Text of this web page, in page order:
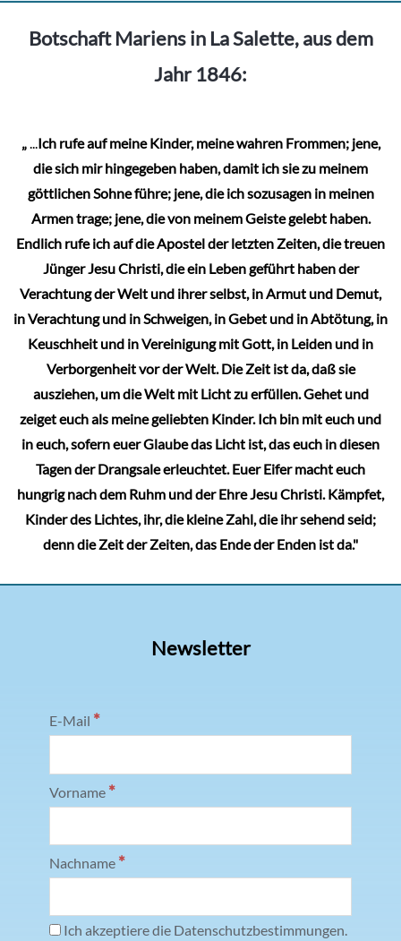
Botschaft Mariens in La Salette, aus dem
Jahr 1846:
„...Ich rufe auf meine Kinder, meine wahren Frommen; jene,
die sich mir hingegeben haben, damit ich sie zu meinem
göttlichen Sohne führe; jene, die ich sozusagen in meinen
Armen trage; jene, die von meinem Geiste gelebt haben.
Endlich rufe ich auf die Apostel der letzten Zeiten, die treuen
Jünger Jesu Christi, die ein Leben geführt haben der
Verachtung der Welt und ihrer selbst, in Armut und Demut,
in Verachtung und in Schweigen, in Gebet und in Abtötung, in
Keuschheit und in Vereinigung mit Gott, in Leiden und in
Verborgenheit vor der Welt. Die Zeit ist da, daß sie
ausziehen, um die Welt mit Licht zu erfüllen. Gehet und
zeiget euch als meine geliebten Kinder. Ich bin mit euch und
in euch, sofern euer Glaube das Licht ist, das euch in diesen
Tagen der Drangsale erleuchtet. Euer Eifer macht euch
hungrig nach dem Ruhm und der Ehre Jesu Christi. Kämpfet,
Kinder des Lichtes, ihr, die kleine Zahl, die ihr sehend seid;
denn die Zeit der Zeiten, das Ende der Enden ist da."
Newsletter
E-Mail *
Vorname *
Nachname *
Ich akzeptiere die Datenschutzbestimmungen.